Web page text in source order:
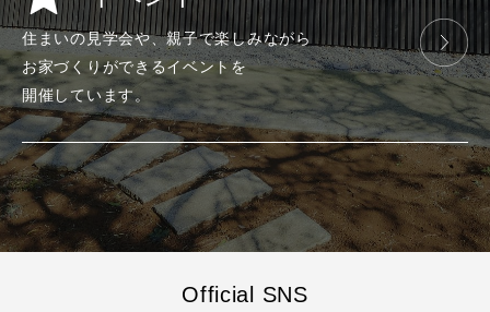
住まいの見学会や、親子で楽しみながら
お家づくりができるイベントを
開催しています。
Official SNS